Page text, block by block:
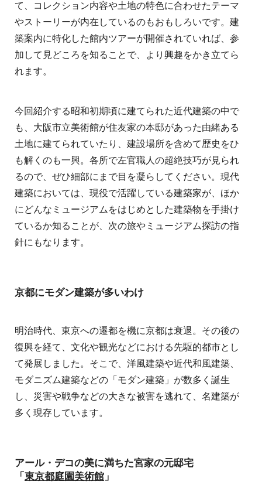
て、コレクション内容や土地の特色に合わせたテーマ
やストーリーが内在しているのもおもしろいです。建
築案内に特化した館内ツアーが開催されていれば、参
加して見どころを知ることで、より興趣をかき立てら
れます。
今回紹介する昭和初期頃に建てられた近代建築の中で
も、大阪市立美術館が住友家の本邸があった由緒ある
土地に建てられていたり、建設場所を含めて歴史をひ
も解くのも一興。各所で左官職人の超絶技巧が見られ
るので、ぜひ細部にまで目を凝らしてください。現代
建築においては、現役で活躍している建築家が、ほか
にどんなミュージアムをはじめとした建築物を手掛け
ているか知ることが、次の旅やミュージアム探訪の指
針にもなります。
京都にモダン建築が多いわけ
明治時代、東京への遷都を機に京都は衰退。その後の
復興を経て、文化や観光などにおける先駆的都市とし
て発展しました。そこで、洋風建築や近代和風建築、
モダニズム建築などの「モダン建築」が数多く誕生
し、災害や戦争などの大きな被害を逃れて、名建築が
多く現存しています。
アール・デコの美に満ちた宮家の元邸宅
「 東京都庭園美術館 」